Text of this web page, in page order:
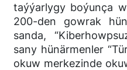
taýýarlygy boýunça
200-den gowrak
sanda,
sany hünärmenler
okuw merkezinde